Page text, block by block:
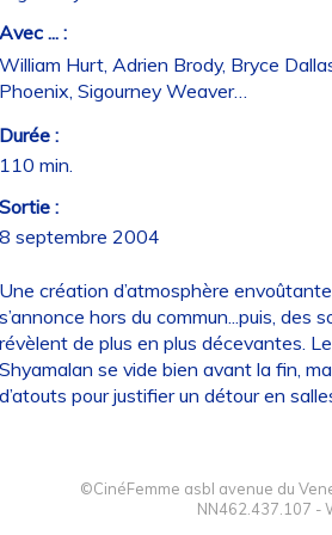
... :
Hurt, Adrien Brody, Bryce
Sigourney Weaver…
:
min.
:
septembre 2004
création d’atmosphère
hors du commun...puis, des
de plus en plus décevantes.
se vide bien avant la fin,
pour justifier un détour en
©CinéFemme asbl avenue du
NN462.437.107 -